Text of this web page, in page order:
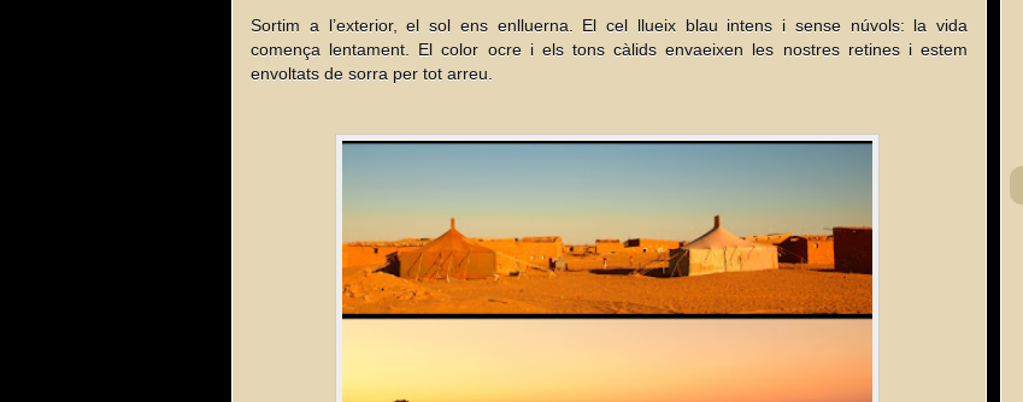
Sortim a l’exterior, el sol ens enlluerna. El cel llueix blau intens i sense núvols: la vida
comença lentament. El color ocre i els tons càlids envaeixen les nostres retines i estem
envoltats de sorra per tot arreu.